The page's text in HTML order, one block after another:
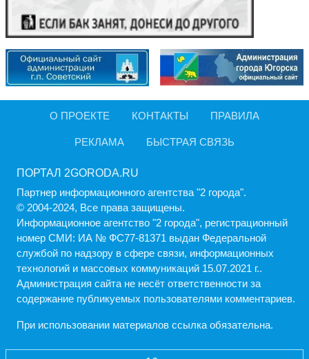
О ПРОЕКТЕ КОНТАКТЫ ПРАВИЛА
РЕКЛАМА БЫСТРАЯ СВЯЗЬ
ПОРТАЛ 2GORODA.RU
Партнер информационного агентства "2 города".
© 2004-2024, Все права защищены.
Информационное агентство "2 города", регистрационный
номер СМИ: ИА № ФС77-81371 выдан Федеральной
службой по надзору в сфере связи, информационных
технологий и массовых коммуникаций 15.07.2021 г..
Администрация cайта не несёт ответственности за
содержание публикуемых пользователями комментариев.
При использовании материалов ссылка обязательна.